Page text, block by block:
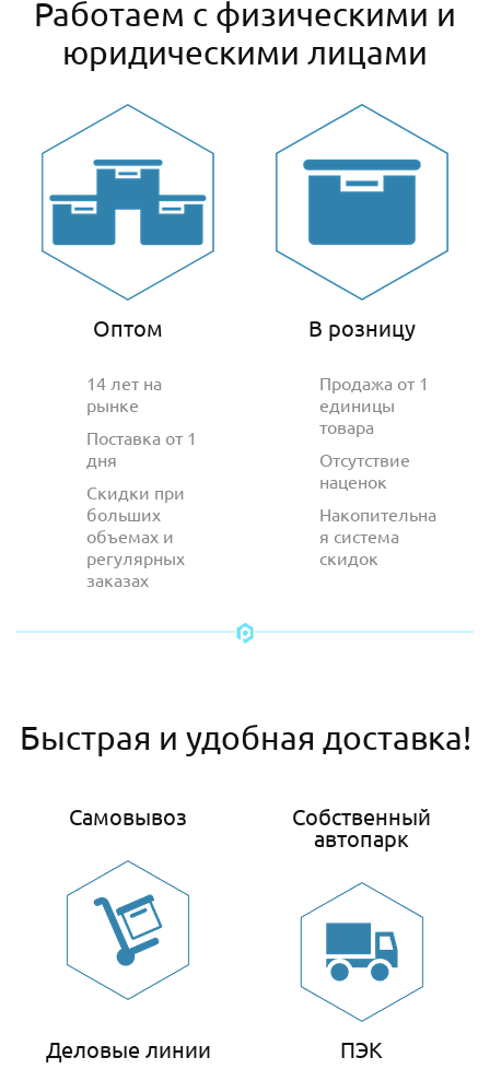
Работаем с физическими и
юридическими лицами
Оптом
14 лет на
рынке
Поставка от 1
дня
Скидки при
больших
объемах и
регулярных
заказах
В розницу
Продажа от 1
единицы
товара
Отсутствие
наценок
Накопительна
я система
скидок
Быстрая и удобная доставка!
Самовывоз
Собственный
автопарк
Деловые линии ПЭК